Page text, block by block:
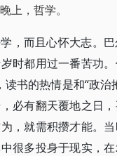
上，哲学。
，而且心怀大志。
时都用过一番苦功
读书的热情是和“政治
必有翻天覆地之日
，就需积攒才能。
很多投身于现实，